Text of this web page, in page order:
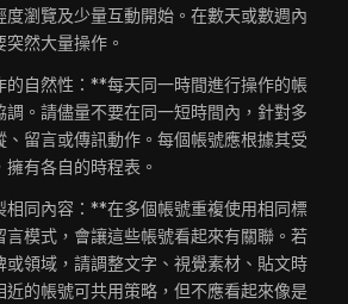
度瀏覽及少量互動開始。在數天或數週內
然大量操作。
自然性：**每天同一時間進行操作的帳
調。請儘量不要在同一短時間內，針對多
、留言或傳訊動作。每個帳號應根據其受
有各自的時程表。
同內容：**在多個帳號重複使用相同標
言模式，會讓這些帳號看起來有關聯。若
或領域，請調整文字、視覺素材、貼文時
近的帳號可共用策略，但不應看起來像是